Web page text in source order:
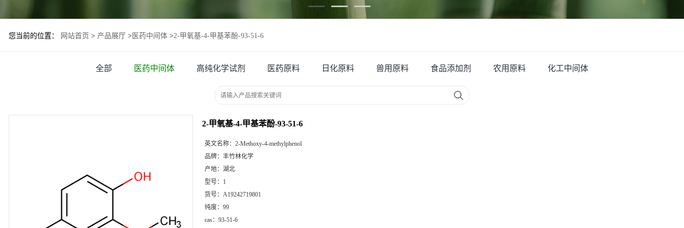
您当前的位置： 网站首页 > 产品展厅 > 医药中间体 >2-甲氧基-4-甲基苯酚-93-51-6
全部 医药中间体 高纯化学试剂 医药原料 日化原料 兽用原料 食品添加剂 农用原料 化工中间体
2-甲氧基-4-甲基苯酚-93-51-6
英文名称： 2-Methoxy-4-methylphenol
品牌： 丰竹林化学
产地： 湖北
型号： 1
货号： A19242719801
纯度： 99
cas： 93-51-6